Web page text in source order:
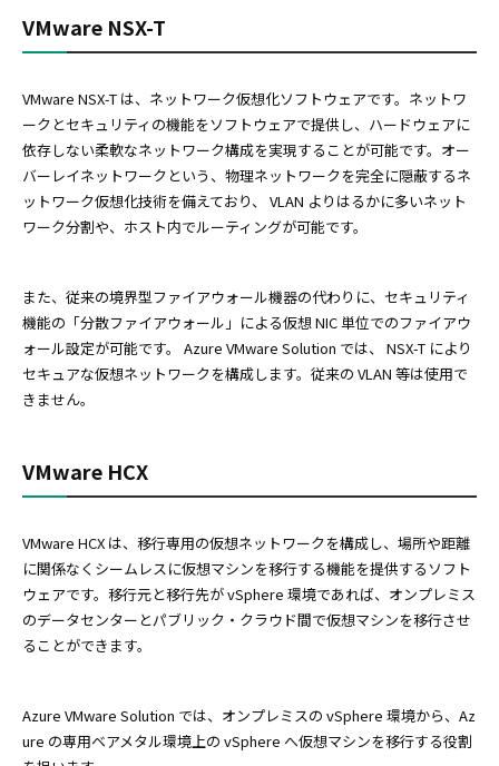
VMware NSX-T
VMware NSX-T は、ネットワーク仮想化ソフトウェアです。ネットワ
ークとセキュリティの機能をソフトウェアで提供し、ハードウェアに
依存しない柔軟なネットワーク構成を実現することが可能です。オー
バーレイネットワークという、物理ネットワークを完全に隠蔽するネ
ットワーク仮想化技術を備えており、 VLAN よりはるかに多いネット
ワーク分割や、ホスト内でルーティングが可能です。
また、従来の境界型ファイアウォール機器の代わりに、セキュリティ
機能の「分散ファイアウォール」による仮想 NIC 単位でのファイアウ
ォール設定が可能です。 Azure VMware Solution では、 NSX-T により
セキュアな仮想ネットワークを構成します。従来の VLAN 等は使用で
きません。
VMware HCX
VMware HCX は、移行専用の仮想ネットワークを構成し、場所や距離
に関係なくシームレスに仮想マシンを移行する機能を提供するソフト
ウェアです。移行元と移行先が vSphere 環境であれば、オンプレミス
のデータセンターとパブリック・クラウド間で仮想マシンを移行させ
ることができます。
Azure VMware Solution では、オンプレミスの vSphere 環境から、Az
ure の専用ベアメタル環境上の vSphere へ仮想マシンを移行する役割